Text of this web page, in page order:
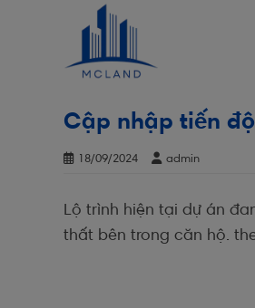
Cập nhập tiến
18/09/2024 admin
Lộ trình hiện tại dự án
thất bên trong căn hộ.